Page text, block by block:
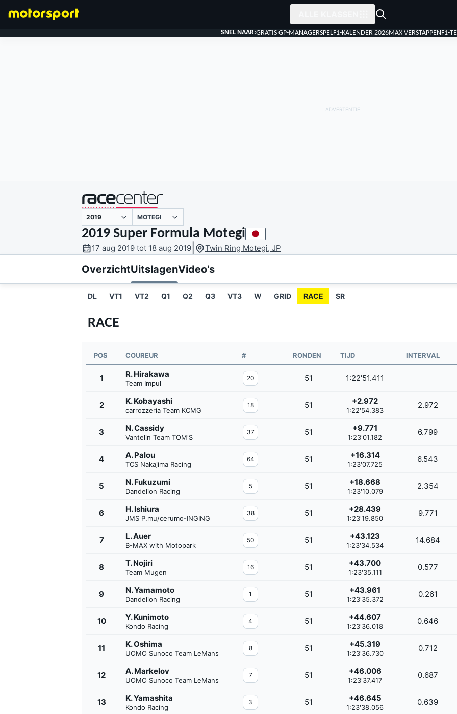
DTM
SNEL NAAR:GRATIS GP-MANAGERSPELF1-KALENDER 2026MAX VERSTAPPENF1-
gepresenteerd door
MOTEGI
2019 Super Formula Motegi
17 aug 2019 tot 18 aug 2019 Twin Ring Motegi, JP
OverzichtUitslagenVideo's
DL VT1 VT2 Q1 Q2 Q3 VT3 W GRID RACE SR
RACE
POS COUREUR # RONDEN TIJD INTERVAL
1 R. Hirakawa
Team Impul
20 51 1:22'51.411
2 K. Kobayashi
carrozzeria Team KCMG
18 51 +2.972
1:22'54.383
2.972
3 N. Cassidy
Vantelin Team TOM'S
37 51 +9.771
1:23'01.182
6.799
4 A. Palou
TCS Nakajima Racing
64 51 +16.314
1:23'07.725
6.543
5 N. Fukuzumi
Dandelion Racing
5 51 +18.668
1:23'10.079
2.354
6 H. Ishiura
JMS P.mu/cerumo-INGING
38 51 +28.439
1:23'19.850
9.771
7 L. Auer
B-MAX with Motopark
50 51 +43.123
1:23'34.534
14.684
8 T. Nojiri
Team Mugen
16 51 +43.700
1:23'35.111
0.577
9 N. Yamamoto
Dandelion Racing
1 51 +43.961
1:23'35.372
0.261
10 Y. Kunimoto
Kondo Racing
4 51 +44.607
1:23'36.018
0.646
11 K. Oshima
UOMO Sunoco Team LeMans
8 51 +45.319
1:23'36.730
0.712
12 A. Markelov
UOMO Sunoco Team LeMans
7 51 +46.006
1:23'37.417
0.687
13 K. Yamashita
Kondo Racing
3 51 +46.645
1:23'38.056
0.639